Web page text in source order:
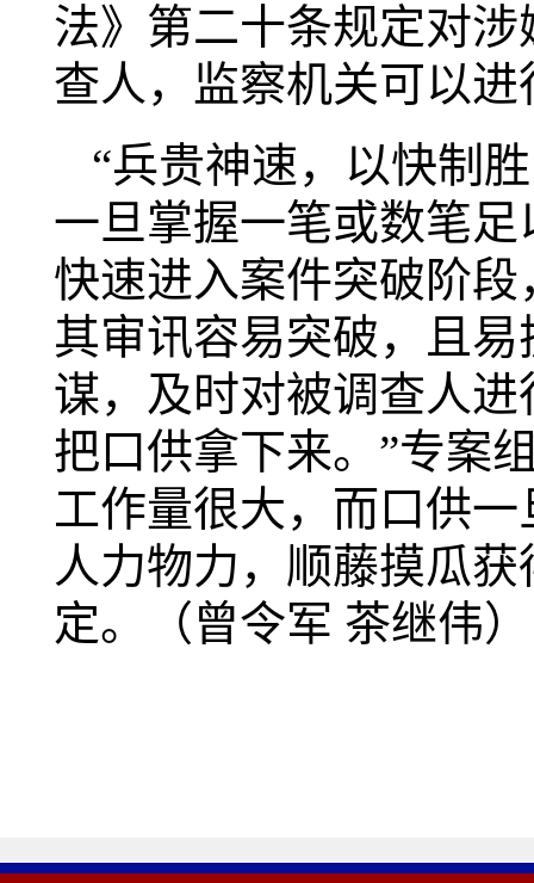
法》第二十条规定对
查人，监察机关可以
“兵贵神速，以快制
一旦掌握一笔或数笔
快速进入案件突破阶
其审讯容易突破，且
谋，及时对被调查人
把口供拿下来。”专案
工作量很大，而口供
人力物力，顺藤摸瓜
定。（曾令军 茶继伟）